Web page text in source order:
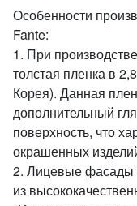
Особенности
Fante:
1. При
толстая пленка в
Корея). Данная
дополнительный
поверхность, что
окрашенных
2. Лицевые фасады
из